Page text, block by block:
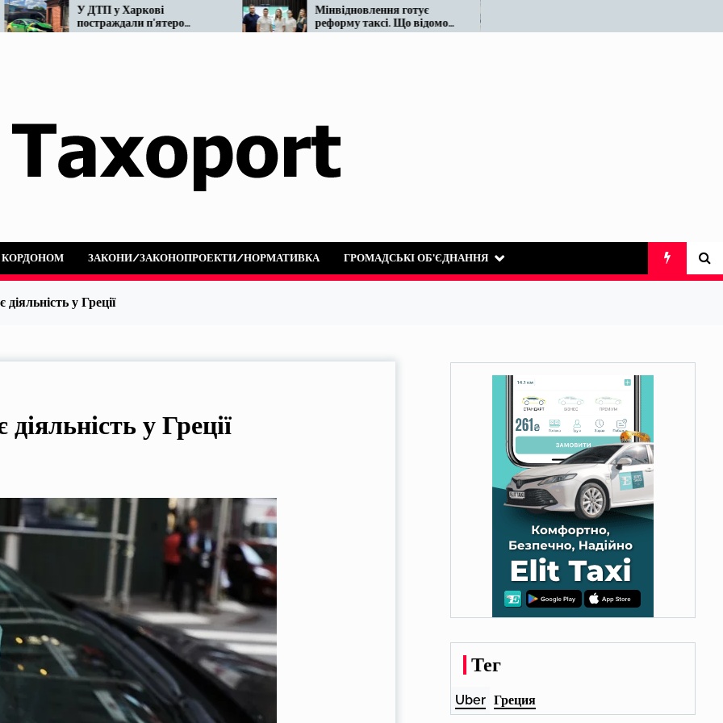
У ДТП у Харкові
постраждали п’ятеро
людей: не розминулися
Мінвідновлення готує
реформу таксі. Що відомо
наразі…
таксі існує десятиліттями
КОРДОНОМ ЗАКОНИ/ЗАКОНОПРОЕКТИ/НОРМАТИВКА ГРОМАДСЬКІ ОБ’ЄДНАННЯ
у Греції
у Греції
Тег
Uber Греция